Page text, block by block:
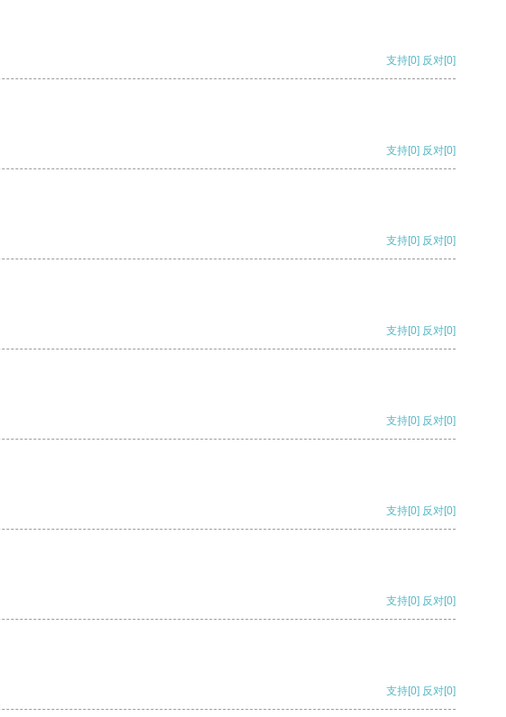
支持[0] 反对[0]
支持[0] 反对[0]
支持[0] 反对[0]
支持[0] 反对[0]
支持[0] 反对[0]
支持[0] 反对[0]
支持[0] 反对[0]
支持[0] 反对[0]